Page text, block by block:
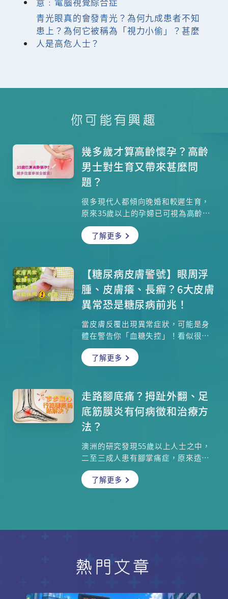
青光眼真的會發青光？為何九成患者不知
患上？為何它被稱為「視力小偷」？甚麼
人是高危人士？
你可能有興趣
幾多歲才算高齡懷孕？高齡
男士對生育又帶來甚麼問
題？
很多現代人都傾向晚婚和較遲生育，
原來35歲以上的孕婦已可視為高齡懷
孕，香港中文大學醫學院婦產科學系
梁德楊教授會講解高齡懷孕對母嬰的
期間又要進行哪些檢查，以確保不會
出現高齡懷孕常見的問題？
了解更多
【糖尿病皮膚警號】眼周浮
腫、皮膚癢、長癬？6大皮膚
異常恐是糖尿病前兆！
當皮膚反覆出現異常症狀，可能是身
體在警告你「血糖失控」！看似很尋
常的皮膚痕癢，原來不只是敏感？眼
周浮腫（眼袋）原來不只是老化所
能是糖尿病引致！當血糖過高，血液
流過的身體各器官都會出現反應，而
皮膚可說是最明顯的表徵之一。糖尿
病皮膚症狀高達6成患者會出現，若合
併出現「眼周浮腫、皮膚癢、黑色棘
皮、真菌感染」等現象，務必立即檢
測血糖。本文解析糖尿病皮膚病變的
關鍵特徵與自救對策！
了解更多
走路腳底痛？拇趾外翻、足
底筋膜炎有何病徵和治療方
法？
澳洲的研究發現55歲以上人士之中，
二至三成人患有腳掌痛症，原來造成
腳板疼痛的常見原因竟然多達八種！
較常見的如拇趾外翻、足底筋膜炎的
運動和改變生活習慣可以根治嗎？ 今
的病徵，以及其預防和治療方法，為
大家解開各種迷思。
了解更多
熱門文章